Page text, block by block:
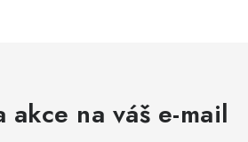
na váš e-mail